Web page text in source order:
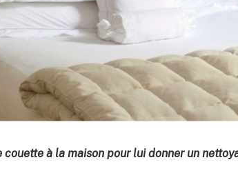
couette à la maison pour lui donner un